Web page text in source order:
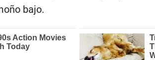
bajo.